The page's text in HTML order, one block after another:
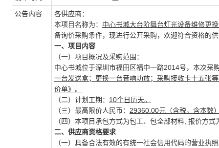
公告内容
各供应商：
本项目名称为： 中心书城大台阶舞台灯光设备维修更
备询价采购条件，现进行公开采购，欢迎符合资格的
一、项目内容
（一）项目概况及采购范围：
中心书城位于深圳市福田区福中一路2014号，本次采
一台发送盒；更换一台音响功放；采购接收卡十五张
价单》 。
（二）计划工期： 10个日历天。
（三）最高限价人民币： 29360.00元（含税，含本数
（四）本项目承包方式为包工、包全部材料, 报价方式
二、供应商资格要求
（一）具备合法有效的有统一社会信用代码的营业执